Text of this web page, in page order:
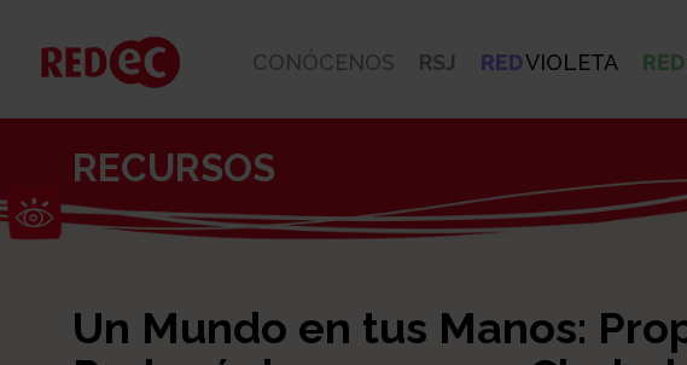
Abrir barra de herramientas
CONÓCENOS RSJ REDVIOLETA RED
RECURSOS
Un Mundo en tus Manos: